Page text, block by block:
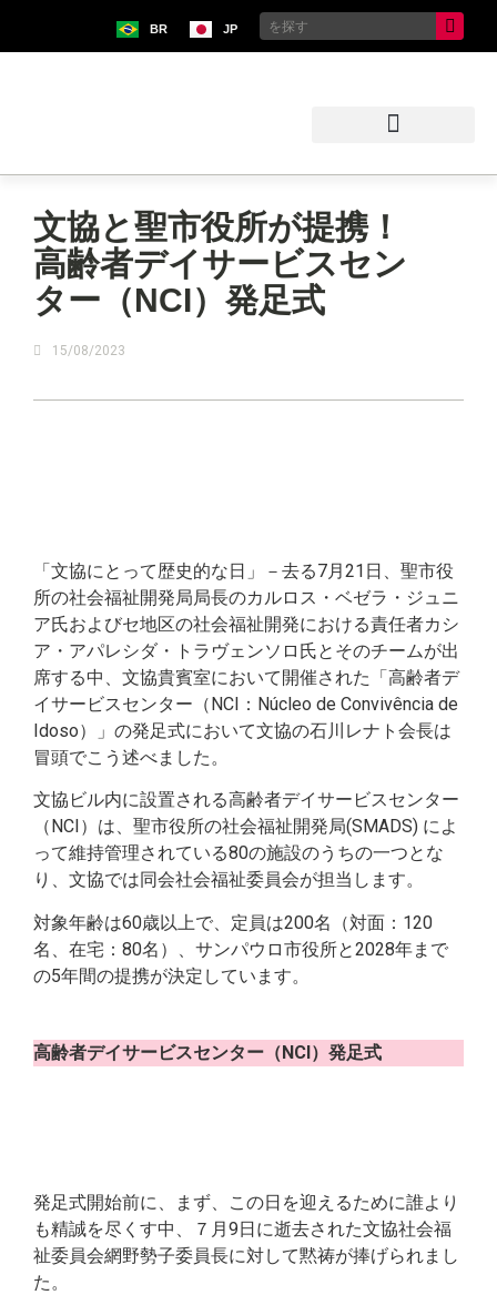
BR JP
文協と聖市役所が提携！
高齢者デイサービスセン
ター（NCI）発足式
15/08/2023
「文協にとって歴史的な日」－去る7月21日、聖市役
所の社会福祉開発局局長のカルロス・ベゼラ・ジュニ
ア氏およびセ地区の社会福祉開発における責任者カシ
ア・アパレシダ・トラヴェンソロ氏とそのチームが出
席する中、文協貴賓室において開催された「高齢者デ
イサービスセンター（NCI：Núcleo de Convivência de
Idoso）」の発足式において文協の石川レナト会長は
冒頭でこう述べました。
文協ビル内に設置される高齢者デイサービスセンター
（NCI）は、聖市役所の社会福祉開発局(SMADS) によ
って維持管理されている80の施設のうちの一つとな
り、文協では同会社会福祉委員会が担当します。
対象年齢は60歳以上で、定員は200名（対面：120
名、在宅：80名）、サンパウロ市役所と2028年まで
の5年間の提携が決定しています。
高齢者デイサービスセンター（NCI）発足式
発足式開始前に、まず、この日を迎えるために誰より
も精誠を尽くす中、７月9日に逝去された文協社会福
祉委員会網野勢子委員長に対して黙祷が捧げられまし
た。